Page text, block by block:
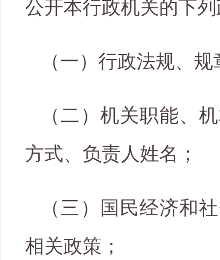
公开本行政机关的下
（一）行政法规、
（二）机关职能、
方式、负责人姓名；
（三）国民经济和
相关政策；